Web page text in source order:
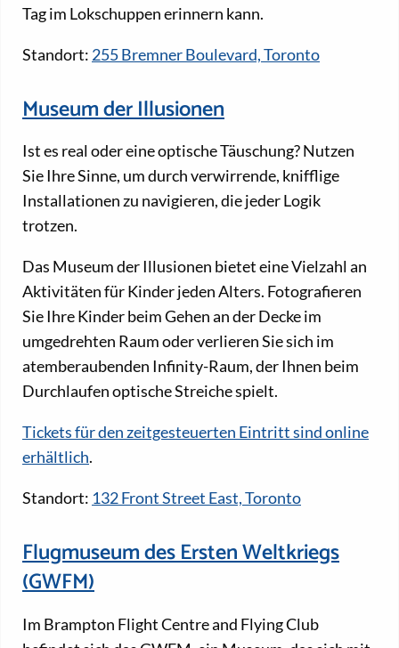
Tag im Lokschuppen erinnern kann.
Standort: 255 Bremner Boulevard, Toronto
Museum der Illusionen
Ist es real oder eine optische Täuschung? Nutzen
Sie Ihre Sinne, um durch verwirrende, knifflige
Installationen zu navigieren, die jeder Logik
trotzen.
Das Museum der Illusionen bietet eine Vielzahl an
Aktivitäten für Kinder jeden Alters. Fotografieren
Sie Ihre Kinder beim Gehen an der Decke im
umgedrehten Raum oder verlieren Sie sich im
atemberaubenden Infinity-Raum, der Ihnen beim
Durchlaufen optische Streiche spielt.
Tickets für den zeitgesteuerten Eintritt sind online
erhältlich.
Standort: 132 Front Street East, Toronto
Flugmuseum des Ersten Weltkriegs
(GWFM)
Im Brampton Flight Centre and Flying Club